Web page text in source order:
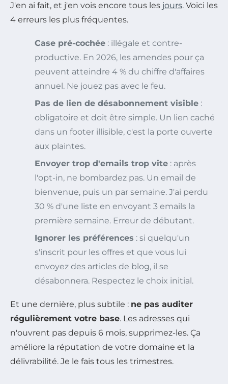
J'en ai fait, et j'en vois encore tous les jours. Voici les
4 erreurs les plus fréquentes.
Case pré-cochée : illégale et contre-
productive. En 2026, les amendes pour ça
peuvent atteindre 4 % du chiffre d'affaires
annuel. Ne jouez pas avec le feu.
Pas de lien de désabonnement visible :
obligatoire et doit être simple. Un lien caché
dans un footer illisible, c'est la porte ouverte
aux plaintes.
Envoyer trop d'emails trop vite : après
l'opt-in, ne bombardez pas. Un email de
bienvenue, puis un par semaine. J'ai perdu
30 % d'une liste en envoyant 3 emails la
première semaine. Erreur de débutant.
Ignorer les préférences : si quelqu'un
s'inscrit pour les offres et que vous lui
envoyez des articles de blog, il se
désabonnera. Respectez le choix initial.
Et une dernière, plus subtile : ne pas auditer
régulièrement votre base. Les adresses qui
n'ouvrent pas depuis 6 mois, supprimez-les. Ça
améliore la réputation de votre domaine et la
délivrabilité. Je le fais tous les trimestres.